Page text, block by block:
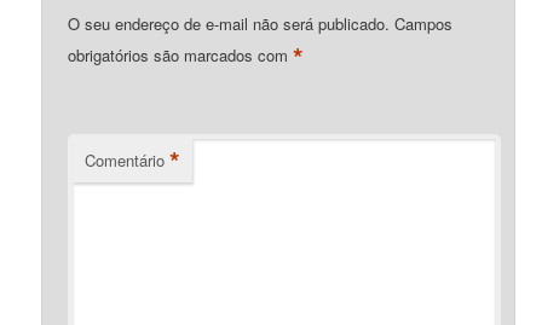
O seu endereço de e-mail não será publicado. Campos
obrigatórios são marcados com*
Comentário *